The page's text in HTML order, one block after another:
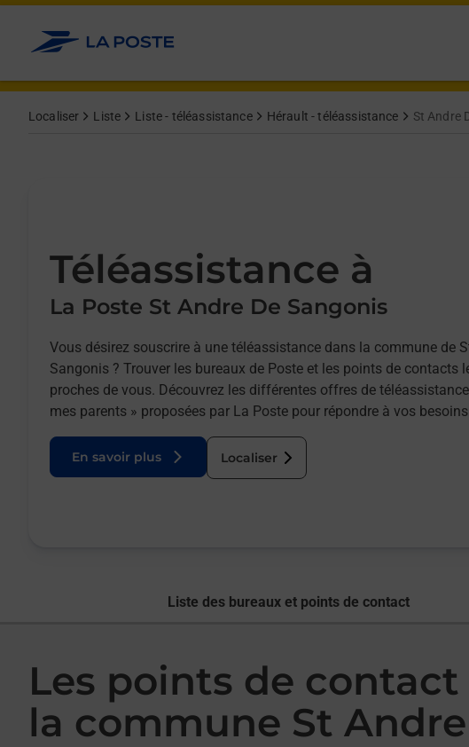
Allez au contenu
Localiser Liste Liste - téléassistance Hérault - téléassistance St Andre
Téléassistance à
La Poste St Andre De Sangonis
Vous désirez souscrire à une téléassistance dans la commune de
Sangonis ? Trouver les bureaux de Poste et les points de contacts
proches de vous. Découvrez les différentes offres de
mes parents » proposées par La Poste pour répondre à vos besoins
En savoir plus Localiser
Liste des bureaux et points de contact
Les points de
la commune St
Afficher ou masquer la réponse
Afficher ou masquer la réponse
Afficher ou masquer la réponse